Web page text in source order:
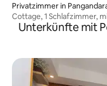
Privatzimmer in
Cottage, 1 Schlafzimmer,
Unterkünfte mit